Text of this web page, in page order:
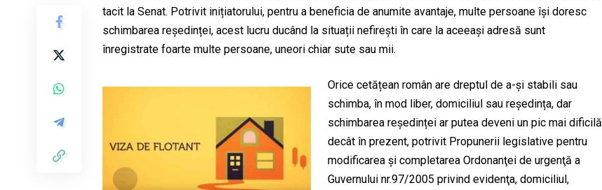
tacit la Senat. Potrivit inițiatorului, pentru a beneficia de anumite avantaje, multe persoane își doresc
schimbarea reședinței, acest lucru ducând la situații nefirești în care la aceeași adresă sunt
înregistrate foarte multe persoane, uneori chiar sute sau mii.
Orice cetățean român are dreptul de a-și stabili sau
schimba, în mod liber, domiciliul sau reședința, dar
schimbarea reședinței ar putea deveni un pic mai dificilă
decât în prezent, potrivit Propunerii legislative pentru
modificarea şi completarea Ordonanţei de urgenţă a
Guvernului nr.97/2005 privind evidenţa, domiciliul,